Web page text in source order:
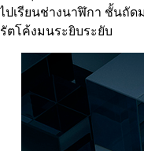
ไปเรียนช่างนาฬิกา ชั้น
ตโค้งมนระยิบระยับ